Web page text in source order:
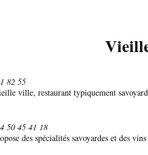
82 55
ville, restaurant typiquement
4 50 45 41 18
des spécialités savoyardes et des